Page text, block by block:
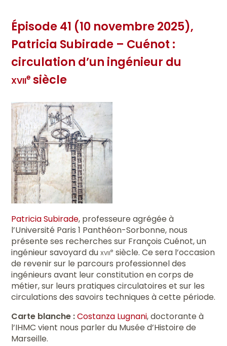
Épisode 41 (10 novembre 2025),
Patricia Subirade – Cuénot :
circulation d’un ingénieur du
xviie siècle
Patricia Subirade, professeure agrégée à
l’Université Paris 1 Panthéon-Sorbonne, nous
présente ses recherches sur François Cuénot, un
ingénieur savoyard duxviie siècle. Ce sera l’occasion
de revenir sur le parcours professionnel des
ingénieurs avant leur constitution en corps de
métier, sur leurs pratiques circulatoires et sur les
circulations des savoirs techniques à cette période.
Carte blanche :Costanza Lugnani, doctorante à
l’IHMC vient nous parler du Musée d’Histoire de
Marseille.